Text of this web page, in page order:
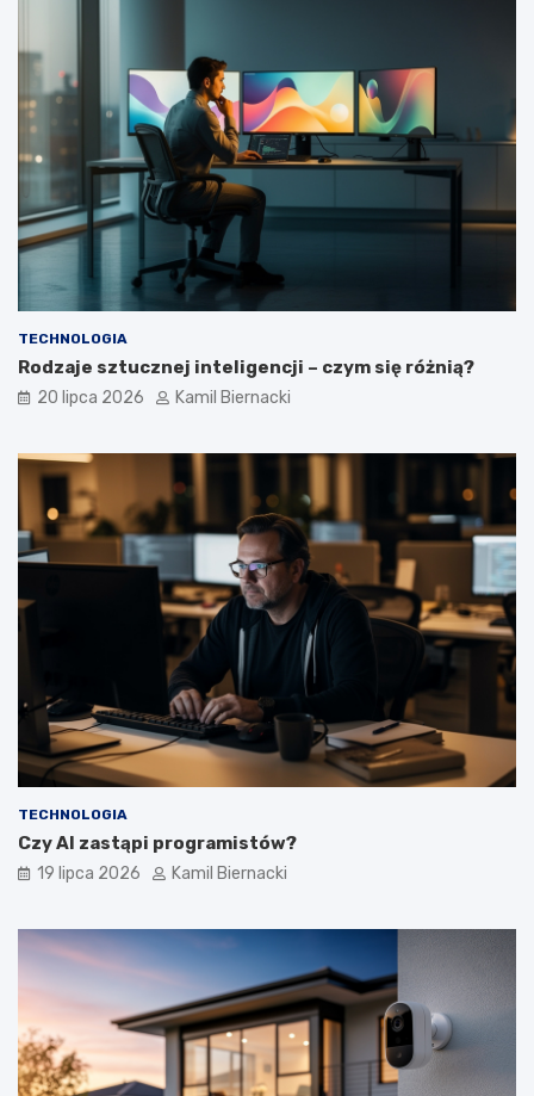
TECHNOLOGIA
Rodzaje sztucznej inteligencji – czym się różnią?
20 lipca 2026 Kamil Biernacki
TECHNOLOGIA
Czy AI zastąpi programistów?
19 lipca 2026 Kamil Biernacki